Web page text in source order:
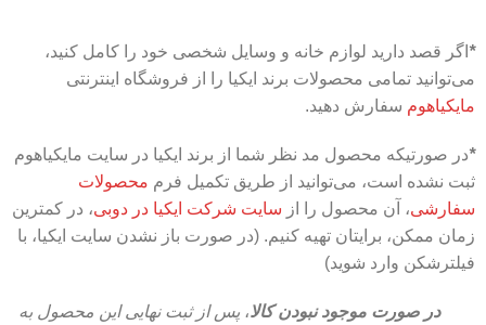
* اگر قصد دارید لوازم خانه و وسایل شخصی خود را کامل کنید،
می‌توانید تمامی محصولات برند ایکیا را از فروشگاه اینترنتی
مایکیاهوم سفارش دهید.
*در صورتیکه محصول مد نظر شما از برند ایکیا در سایت مایکیاهوم
ثبت نشده است، می‌توانید از طریق تکمیل فرم محصولات
سفارشی، آن محصول را از سایت شرکت ایکیا در دوبی، در کمترین
زمان ممکن، برایتان تهیه کنیم. (در صورت باز نشدن سایت ایکیا، با
فیلترشکن وارد شوید)
در صورت موجود نبودن کالا، پس از ثبت نهایی این محصول به